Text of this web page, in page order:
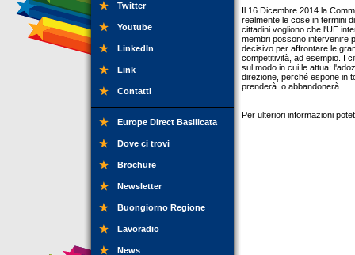
Twitter
Youtube
LinkedIn
Link
Contatti
Europe Direct Basilicata
Dove ci trovi
Brochure
Newsletter
Buongiorno Regione
Lavoradio
News
Il 16 Dicembre 2014 la
realmente le cose in termini
cittadini vogliono che l'UE
membri possono intervenire
decisivo per affrontare le
competitività, ad esempio. I
sul modo in cui le attua:
direzione, perché espone in
prenderà o abbandonerà.
Per ulteriori informazioni